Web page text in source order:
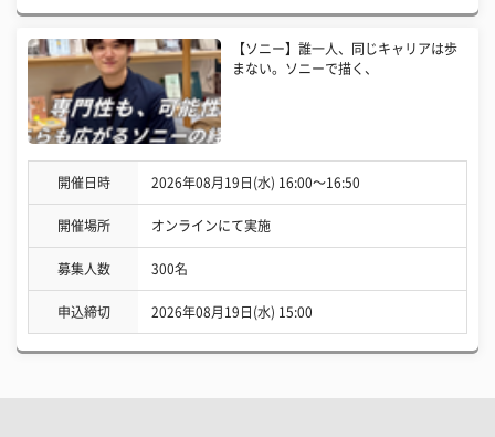
【ソニー】誰一人、同じキャリアは歩
まない。ソニーで描く、
開催日時 2026年08月19日(水) 16:00〜16:50
開催場所 オンラインにて実施
募集人数 300名
申込締切 2026年08月19日(水) 15:00